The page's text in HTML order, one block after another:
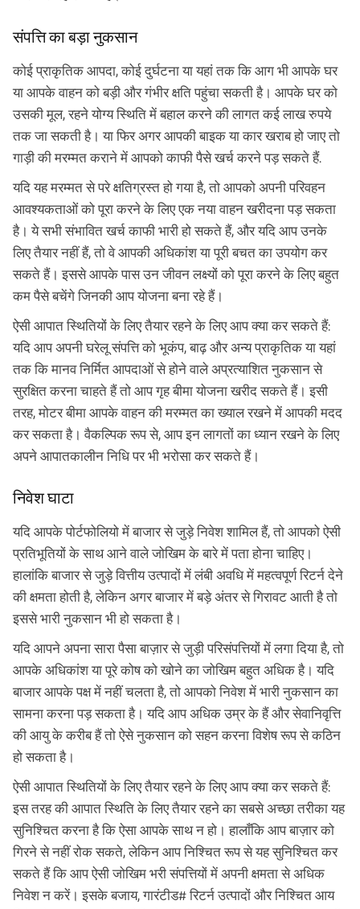
संपत्ति का बड़ा नुकसान
कोई प्राकृतिक आपदा, कोई दुर्घटना या यहां तक कि आग भी आपके घर
या आपके वाहन को बड़ी और गंभीर क्षति पहुंचा सकती है। आपके घर को
उसकी मूल, रहने योग्य स्थिति में बहाल करने की लागत कई लाख रुपये
तक जा सकती है। या फिर अगर आपकी बाइक या कार खराब हो जाए तो
गाड़ी की मरम्मत कराने में आपको काफी पैसे खर्च करने पड़ सकते हैं.
यदि यह मरम्मत से परे क्षतिग्रस्त हो गया है, तो आपको अपनी परिवहन
आवश्यकताओं को पूरा करने के लिए एक नया वाहन खरीदना पड़ सकता
है। ये सभी संभावित खर्च काफी भारी हो सकते हैं, और यदि आप उनके
लिए तैयार नहीं हैं, तो वे आपकी अधिकांश या पूरी बचत का उपयोग कर
सकते हैं। इससे आपके पास उन जीवन लक्ष्यों को पूरा करने के लिए बहुत
कम पैसे बचेंगे जिनकी आप योजना बना रहे हैं।
ऐसी आपात स्थितियों के लिए तैयार रहने के लिए आप क्या कर सकते हैं:
यदि आप अपनी घरेलू संपत्ति को भूकंप, बाढ़ और अन्य प्राकृतिक या यहां
तक कि मानव निर्मित आपदाओं से होने वाले अप्रत्याशित नुकसान से
सुरक्षित करना चाहते हैं तो आप गृह बीमा योजना खरीद सकते हैं। इसी
तरह, मोटर बीमा आपके वाहन की मरम्मत का ख्याल रखने में आपकी मदद
कर सकता है। वैकल्पिक रूप से, आप इन लागतों का ध्यान रखने के लिए
अपने आपातकालीन निधि पर भी भरोसा कर सकते हैं।
निवेश घाटा
यदि आपके पोर्टफोलियो में बाजार से जुड़े निवेश शामिल हैं, तो आपको ऐसी
प्रतिभूतियों के साथ आने वाले जोखिम के बारे में पता होना चाहिए।
हालांकि बाजार से जुड़े वित्तीय उत्पादों में लंबी अवधि में महत्वपूर्ण रिटर्न देने
की क्षमता होती है, लेकिन अगर बाजार में बड़े अंतर से गिरावट आती है तो
इससे भारी नुकसान भी हो सकता है।
यदि आपने अपना सारा पैसा बाज़ार से जुड़ी परिसंपत्तियों में लगा दिया है, तो
आपके अधिकांश या पूरे कोष को खोने का जोखिम बहुत अधिक है। यदि
बाजार आपके पक्ष में नहीं चलता है, तो आपको निवेश में भारी नुकसान का
सामना करना पड़ सकता है। यदि आप अधिक उम्र के हैं और सेवानिवृत्ति
की आयु के करीब हैं तो ऐसे नुकसान को सहन करना विशेष रूप से कठिन
हो सकता है।
ऐसी आपात स्थितियों के लिए तैयार रहने के लिए आप क्या कर सकते हैं:
इस तरह की आपात स्थिति के लिए तैयार रहने का सबसे अच्छा तरीका यह
सुनिश्चित करना है कि ऐसा आपके साथ न हो। हालाँकि आप बाज़ार को
गिरने से नहीं रोक सकते, लेकिन आप निश्चित रूप से यह सुनिश्चित कर
सकते हैं कि आप ऐसी जोखिम भरी संपत्तियों में अपनी क्षमता से अधिक
निवेश न करें। इसके बजाय, गारंटीड# रिटर्न उत्पादों और निश्चित आय